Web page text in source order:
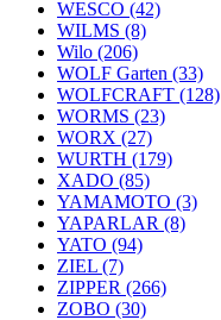
WESCO (42)
WILMS (8)
Wilo (206)
WOLF Garten (33)
WOLFCRAFT (128)
WORMS (23)
WORX (27)
WURTH (179)
XADO (85)
YAMAMOTO (3)
YAPARLAR (8)
YATO (94)
ZIEL (7)
ZIPPER (266)
ZOBO (30)